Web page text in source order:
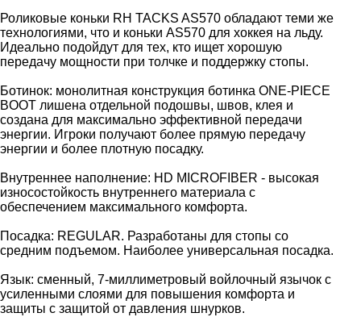
Роликовые коньки RH TACKS AS570 обладают теми же
технологиями, что и коньки AS570 для хоккея на льду.
Идеально подойдут для тех, кто ищет хорошую
передачу мощности при толчке и поддержку стопы.
Ботинок: монолитная конструкция ботинка ONE-PIECE
BOOT лишена отдельной подошвы, швов, клея и
создана для максимально эффективной передачи
энергии. Игроки получают более прямую передачу
энергии и более плотную посадку.
Внутреннее наполнение: HD MICROFIBER - высокая
износостойкость внутреннего материала с
обеспечением максимального комфорта.
Посадка: REGULAR. Разработаны для стопы со
средним подъемом. Наиболее универсальная посадка.
Язык: сменный, 7-миллиметровый войлочный язычок с
усиленными слоями для повышения комфорта и
защиты с защитой от давления шнурков.